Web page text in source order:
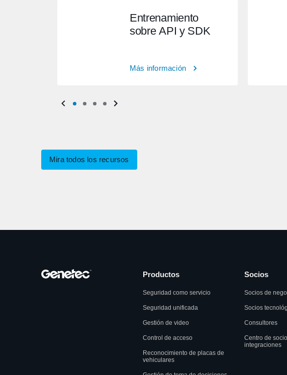
Entrenamiento
sobre API y SDK
Más información
Mira todos los recursos
Productos
Seguridad como servicio
Seguridad unificada
Gestión de video
Control de acceso
Reconocimiento de placas de
vehiculares
Socios
Socios de
Socios
Consultores
Centro de
integraciones